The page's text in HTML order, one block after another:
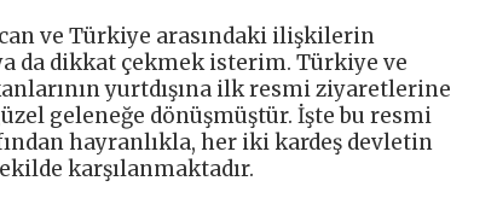
ve Türkiye arasındaki ilişkilerin
da dikkat çekmek isterim. Türkiye ve
yurtdışına ilk resmi ziyaretlerine
geleneğe dönüşmüştür. İşte bu resmi
hayranlıkla, her iki kardeş devletin
karşılanmaktadır.